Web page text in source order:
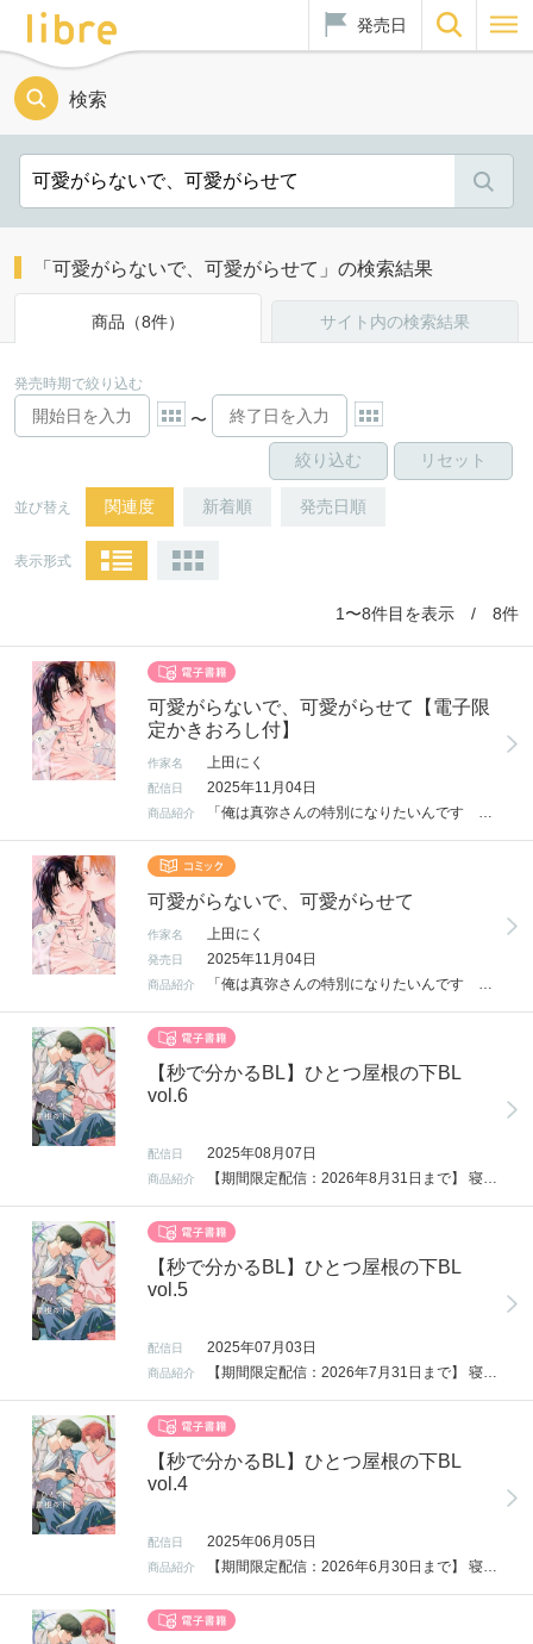
発売日
検索
「可愛がらないで、可愛がらせて」の検索結果
商品（8件） サイト内の検索結果
発売時期で絞り込む
〜
並び替え 関連度 新着順 発売日順
表示形式
1〜8件目を表示 / 8件
可愛がらないで、可愛がらせて【電子限
定かきおろし付】
作家名 上田にく
配信日 2025年11月04日
商品紹介 「俺は真弥さんの特別になりたいんです ダメですか？」 人気No.1ホストだった真弥。 25歳の時、事故で亡くなった姉夫婦の子・当時15歳の雪成を引き取ることに。 悲しい思いを二度とさせないと誓った真弥は、夜の世界から離れ、新たな夢である漫画家を目指しながら雪成中心の生活を送っていた。 雪成がめでたくハタチの誕生日を迎えた夜。 欲しい物はないかと尋ねると、返ってきた答えは 「真弥さんが好きだから 俺と付き合ってくれませんか」で――!? 一つ屋根の下、健気で一途な大学生×恋愛感情迷子元ホストのほだされラブコメ開幕！ 電子限定描き下ろしマンガ1Pを収録。
可愛がらないで、可愛がらせて
作家名 上田にく
発売日 2025年11月04日
商品紹介 「俺は真弥さんの特別になりたいんです ダメですか？」人気No.1ホストだった真弥。25歳の時、事故で亡くなった姉夫婦の子・当時15歳の雪成を引き取ることに。悲しい思いを二度とさせないと誓った真弥は、夜の世界から離れ、新たな夢である漫画家を目指しながら雪成中心の生活を送っていた。雪成がめでたくハタチの誕生日を迎えた夜。欲しい物はないかと尋ねると、返ってきた答えは「真弥さんが好きだから 俺と付き合ってくれませんか」で――!?一つ屋根の下、健気で一途な大学生×恋愛感情迷子元ホストのほだされラブコメ開幕♥
【秒で分かるBL】ひとつ屋根の下BL
vol.6
配信日 2025年08月07日
商品紹介 【期間限定配信：2026年8月31日まで】 寝る前5分、萌え5日分。 大注目雑誌第13弾テーマは「ひとつ屋根の下BL」！ ●ラインナップ● 青木らき 「どうしようもなく愛してよ」 第6話 … 愛する覚悟を決めたふたり。これからを歩むため夏芽は…？ 上田にく 「可愛がらないで、可愛がらせて」 第6話 … ついに結ばれた二人。義理の親子から恋人に！ 緒川園原 「恋の色香はわからない」 第6話 … コンペを控えた杉崎と友弦にちょっとしたハプニングが!?
【秒で分かるBL】ひとつ屋根の下BL
vol.5
配信日 2025年07月03日
商品紹介 【期間限定配信：2026年7月31日まで】 寝る前5分、萌え5日分。 大注目雑誌第13弾テーマは「ひとつ屋根の下BL」！ ●ラインナップ● 青木らき 「どうしようもなく愛してよ」 第5話 … 再び目の前から姿を消した夏芽。啓杜のトラウマが発動して…？ 上田にく 「可愛がらないで、可愛がらせて」 第5話 … 真弥が深い眠りから覚めると傍に雪成の姿があって…？ 緒川園原 「恋の色香はわからない」 第5話 … 杉崎との同居を解消して、もとの生活に戻った友弦だったが…？ 粒乃木つぶ 「ねえ先輩、俺だけ見てよ」 第5話 … 過剰なお世話に対してお互い本音を打ち明けて―？
【秒で分かるBL】ひとつ屋根の下BL
vol.4
配信日 2025年06月05日
商品紹介 【期間限定配信：2026年6月30日まで】 寝る前5分、萌え5日分。 大注目雑誌第13弾テーマは「ひとつ屋根の下BL」！ ●ラインナップ● 青木らき 「どうしようもなく愛してよ」 第4話 … 夏芽へのおさわりをやめた啓杜。兄弟として適切な距離感のはずが…？ 上田にく 「可愛がらないで、可愛がらせて」 第4話 … 酔った勢いで真弥にキスした雪成。真弥はさらに意識して…？ 緒川園原 「恋の色香はわからない」 第4話 … 高校時代に友弦と杉崎が仲良くなったきっかけとは…？ 粒乃木つぶ 「ねえ先輩、俺だけ見てよ」 第4話 … 橘の真意が分からなくなった森岡。出張を言い訳に家から飛び出して!?